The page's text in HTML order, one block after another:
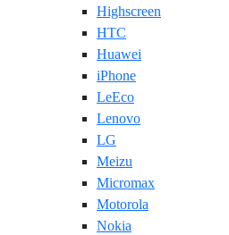
Highscreen
HTC
Huawei
iPhone
LeEco
Lenovo
LG
Meizu
Micromax
Motorola
Nokia